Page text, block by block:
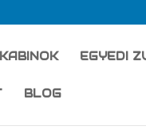
EGYEDI
BLOG